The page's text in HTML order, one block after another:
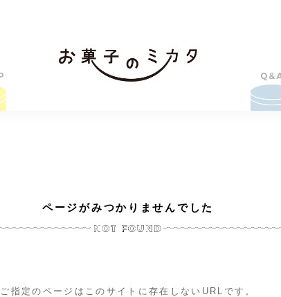
ページがみつかりませんでした
ご指定のページはこのサイトに存在しないURLです。